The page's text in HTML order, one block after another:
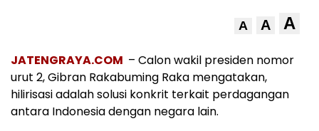
A A A
JATENGRAYA.COM – Calon wakil presiden nomor
urut 2, Gibran Rakabuming Raka mengatakan,
hilirisasi adalah solusi konkrit terkait perdagangan
antara Indonesia dengan negara lain.